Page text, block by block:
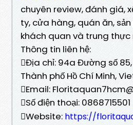
chuyên review, đánh giá,
ty, cửa hàng, quán ăn, sản
khách quan và trung thực
Thông tin liên hệ:
Địa chỉ: 94a Đường số 85,
Thành phố Hồ Chí Minh,
Email:
Số điện thoại: 0868715501
Website: https://